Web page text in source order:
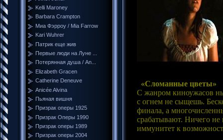
Kelli Maroney
Barbara Crampton
Миа Фэрроу / Mia Farrow
Kari Wuhrer
Патрик еще жив
Первые люди на Луне ...
Потерянная душа / An...
Elizabeth Gracen
Catherine Deneuve
Anicée Alvina
Пьяная вишня
Призрак оперы 1925
Призрак Оперы 1990
Призрак оперы 1989
Призрак оперы 2004
«Сломанные цветы»
С жанром киноужасов
с огнем не сыщешь.
финала, а
срабатывают. Ничего не
иммунитет к